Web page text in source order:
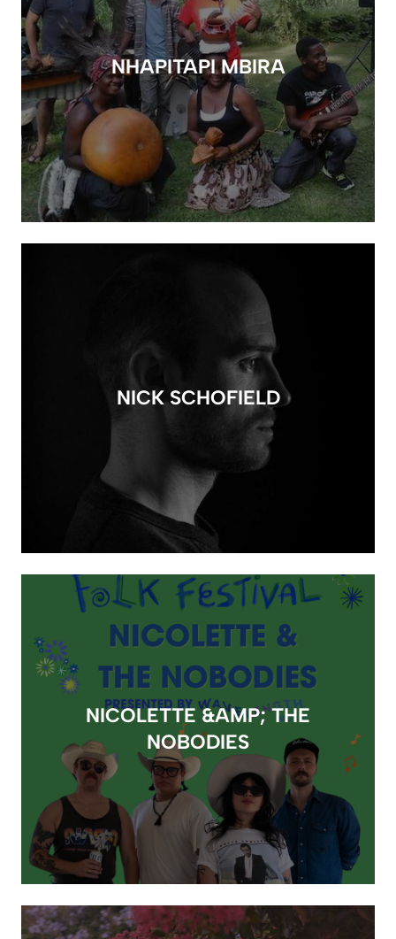
NHAPITAPI MBIRA
NICK SCHOFIELD
NICOLETTE &AMP; THE
NOBODIES